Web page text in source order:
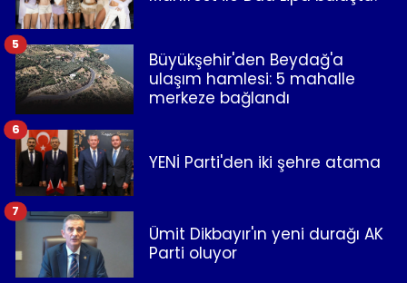
Büyükşehir'den Beydağ'a
ulaşım hamlesi: 5 mahalle
merkeze bağlandı
5
YENİ Parti'den iki şehre atama
6
Ümit Dikbayır'ın yeni durağı AK
Parti oluyor
7